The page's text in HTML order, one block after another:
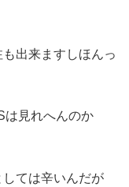
出来ますしほんっ
は見れへんのか
ては辛いんだが